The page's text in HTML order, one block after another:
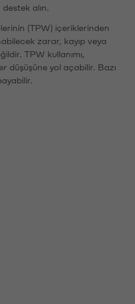
destek alın.
(TPW) içeriklerinden
zarar, kayıp veya
TPW kullanımı,
düşüşüne yol açabilir. Bazı